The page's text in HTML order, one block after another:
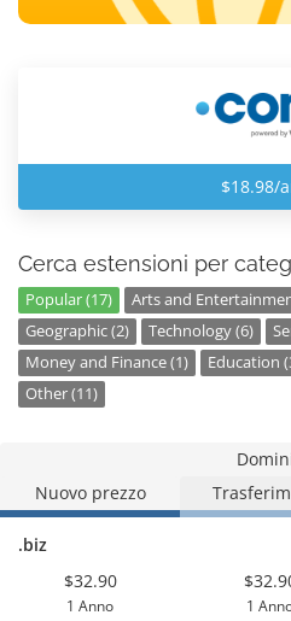
$18.98/
Cerca estensioni per
Popular (17) Arts and
Geographic (2)
Technology (6)
Money and Finance (1)
Education
Other (11)
Nuovo prezzo
.biz
$32.90
1 Anno 1